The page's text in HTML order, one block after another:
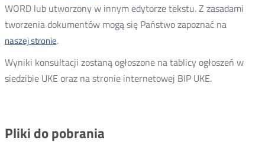
WORD lub utworzony w innym edytorze tekstu. Z zasadami
tworzenia dokumentów mogą się Państwo zapoznać na
naszej stronie.
Wyniki konsultacji zostaną ogłoszone na tablicy ogłoszeń w
siedzibie UKE oraz na stronie internetowej BIP UKE.
Pliki do pobrania